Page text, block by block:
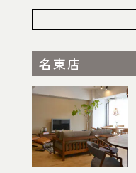
名東店